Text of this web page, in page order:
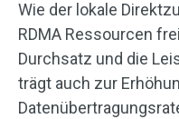
Wie der lokale
RDMA Ressourcen
Durchsatz und die
trägt auch zur